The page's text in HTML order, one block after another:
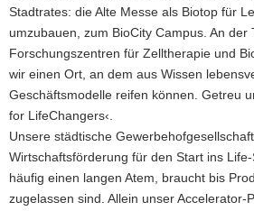
Stadtrates: die Alte Messe als Biotop für
umzubauen, zum BioCity Campus. An der
Forschungszentren für Zelltherapie und
wir einen Ort, an dem aus Wissen
Geschäftsmodelle reifen können. Getreu
for LifeChangers‹.
Unsere städtische
Wirtschaftsförderung für den Start ins
häufig einen langen Atem, braucht bis
zugelassen sind. Allein unser Accelerator-